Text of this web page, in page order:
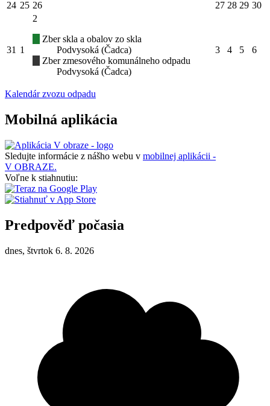
24 25 26 27 28 29 30
31 1
2
Zber skla a obalov zo skla
Podvysoká (Čadca)
Zber zmesového komunálneho odpadu
Podvysoká (Čadca)
3 4 5 6
Kalendár zvozu odpadu
Mobilná aplikácia
Sledujte informácie z nášho webu v mobilnej aplikácii -
V OBRAZE.
Voľne k stiahnutiu:
Predpověď počasia
dnes, štvrtok 6. 8. 2026